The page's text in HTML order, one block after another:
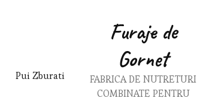
Pui Zburati
Furaje de
Gornet
FABRICA DE NUTRETURI
COMBINATE PENTRU